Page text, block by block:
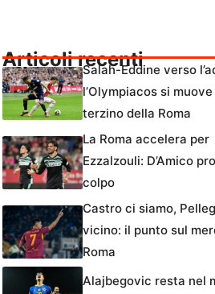
Articoli recenti
Salah-Eddine verso
l’Olympiacos si
terzino della Roma
La Roma accelera per
Ezzalzouli: D’Amico
colpo
Castro ci siamo,
vicino: il punto sul
Roma
Alajbegovic resta nel